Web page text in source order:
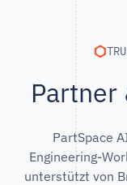
Partner
PartSpace
Engineering-
unterstützt von